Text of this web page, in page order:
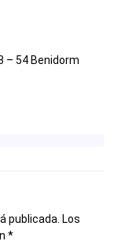
– 54 Benidorm
publicada. Los
*